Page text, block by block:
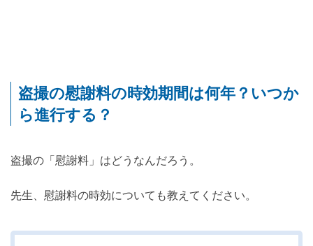
盗撮の慰謝料の時効期間は何年？いつか
ら進行する？
盗撮の「慰謝料」はどうなんだろう。
先生、慰謝料の時効についても教えてください。